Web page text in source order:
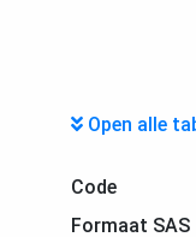
Open alle
Code
Formaat SAS